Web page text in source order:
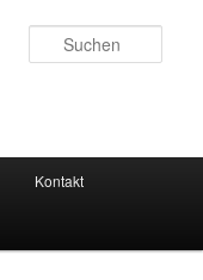
Kontakt